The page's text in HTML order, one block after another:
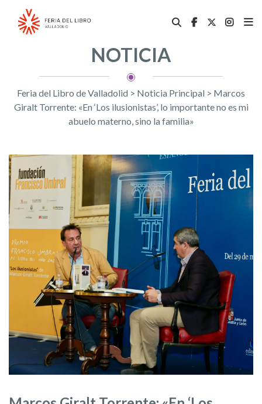
NOTICIA
Feria del Libro de Valladolid > Noticia Principal > Marcos
Giralt Torrente: «En ‘Los ilusionistas’, lo importante no es mi
abuelo materno, sino la familia»